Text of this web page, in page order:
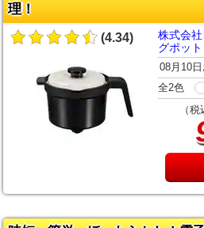
理！
(4.34)
株式会
グポッ
08月10
全2色
（税